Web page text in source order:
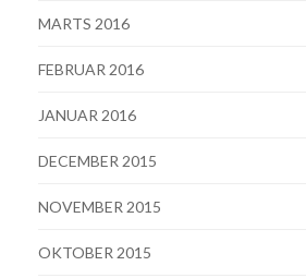
MARTS 2016
FEBRUAR 2016
JANUAR 2016
DECEMBER 2015
NOVEMBER 2015
OKTOBER 2015